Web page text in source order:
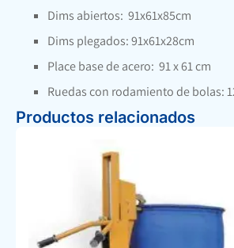
Dims abiertos: 91x61x85cm
Dims plegados: 91x61x28cm
Place base de acero: 91 x 61 cm
Ruedas con rodamiento de bolas:
Productos relacionados